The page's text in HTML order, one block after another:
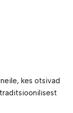
kes otsivad